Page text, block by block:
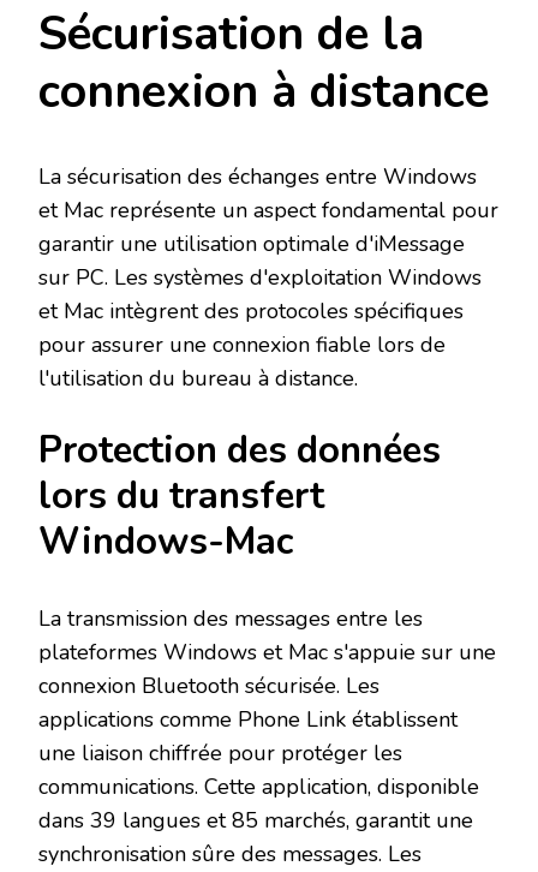
Sécurisation de la
connexion à distance
La sécurisation des échanges entre Windows
et Mac représente un aspect fondamental pour
garantir une utilisation optimale d'iMessage
sur PC. Les systèmes d'exploitation Windows
et Mac intègrent des protocoles spécifiques
pour assurer une connexion fiable lors de
l'utilisation du bureau à distance.
Protection des données
lors du transfert
Windows-Mac
La transmission des messages entre les
plateformes Windows et Mac s'appuie sur une
connexion Bluetooth sécurisée. Les
applications comme Phone Link établissent
une liaison chiffrée pour protéger les
communications. Cette application, disponible
dans 39 langues et 85 marchés, garantit une
synchronisation sûre des messages. Les